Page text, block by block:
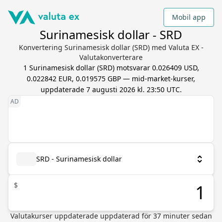
Mobil app
Surinamesisk dollar - SRD
Konvertering Surinamesisk dollar (SRD) med Valuta EX -
Valutakonverterare
1 Surinamesisk dollar(SRD) motsvarar 0.026409 USD,
0.022842 EUR, 0.019575 GBP — mid-market-kurser,
uppdaterade 7 augusti 2026 kl. 23:50 UTC.
SRD - Surinamesisk dollar
$
Valutakurser uppdaterade uppdaterad för 37minuter sedan